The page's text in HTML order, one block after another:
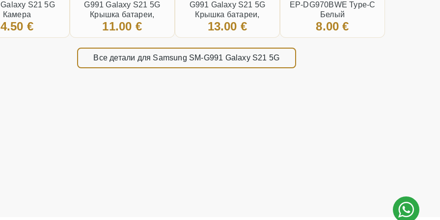
S21 5G
Камера
4.50 €
G991 Galaxy S21 5G
Крышка батареи,
(Пользованый состояние
11.00 €
G991 Galaxy S21 5G
Крышка батареи,
(Пользованый состояние
13.00 €
EP-DG970BWE Type-C
Белый
8.00 €
Все детали для Samsung SM-G991 Galaxy S21 5G